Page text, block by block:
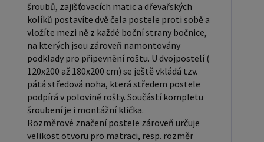
pevností a dlouhou trvanlivostí. Borovicové dřevo
se řadí mezi měkké dřeviny. Je o malinko tvrdší
než masivní smrk, ale lépe se opracovává.
Borovicové dřevo vyniká krásnou barvou a
okouzlující kresbou. Má světlou barvu, která díky
obsahu jádra místy přechází až do oranžovo
hnědého nebo načervenalého odstínu. Tento
materiál je často používán v nábytkářství,
například pro výrobu postelí nebo knihoven.
šroubů, zajišťovacích matic a dřevařských
kolíků postavíte dvě čela postele proti sobě a
vložíte mezi ně z každé boční strany bočnice,
na kterých jsou zároveň namontovány
podklady pro připevnění roštu. U dvojpostelí (
120x200 až 180x200 cm) se ještě vkládá tzv.
pátá středová noha, která středem postele
podpírá v polovině rošty. Součástí kompletu
šroubení je i montážní klička.
Rozměrové značení postele zároveň určuje
velikost otvoru pro matraci, resp. rozměr